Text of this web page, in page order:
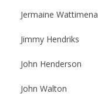
Jermaine Wattimena
Jimmy Hendriks
John Henderson
John Walton